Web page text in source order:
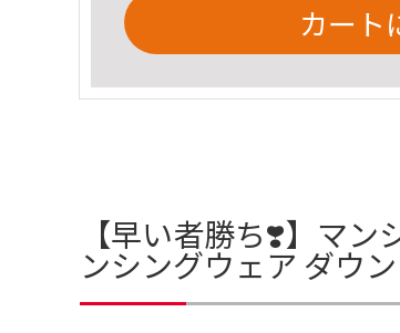
カート
【早い者勝ち❣️】マ
ンシングウェア ダウ